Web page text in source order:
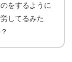
をするように
してるみた